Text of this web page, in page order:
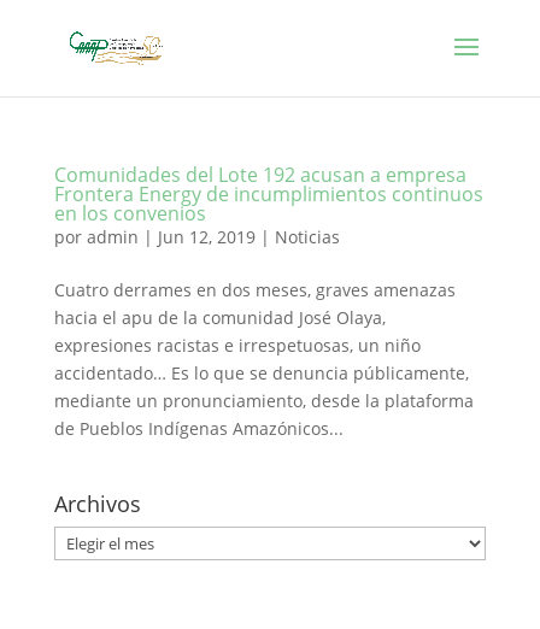
Comunidades del Lote 192 acusan a empresa
Frontera Energy de incumplimientos continuos
en los convenios
por admin | Jun 12, 2019| Noticias
Cuatro derrames en dos meses, graves amenazas
hacia el apu de la comunidad José Olaya,
expresiones racistas e irrespetuosas, un niño
accidentado… Es lo que se denuncia públicamente,
mediante un pronunciamiento, desde la plataforma
de Pueblos Indígenas Amazónicos...
Archivos
Archivos